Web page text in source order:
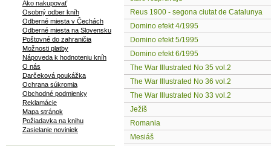
Reus 1900 - segona ciutat de Catalunya
Domino efekt 4/1995
Domino efekt 5/1995
Domino efekt 6/1995
The War Illustrated No 35 vol.2
The War Illustrated No 36 vol.2
The War Illustrated No 33 vol.2
Ježíš
Romania
Mesiáš
Ako nakupovať
Osobný odber kníh
Odberné miesta v Čechách
Odberné miesta na Slovensku
Poštovné do zahraničia
Možnosti platby
Nápoveda k hodnoteniu kníh
O nás
Darčeková poukážka
Ochrana súkromia
Obchodné podmienky
Reklamácie
Mapa stránok
Požiadavka na knihu
Zasielanie noviniek